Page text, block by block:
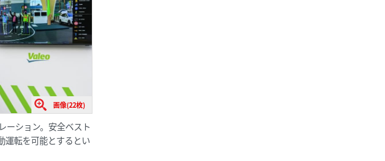
画像(22枚)
ーション。安全ベスト
運転を可能とするとい